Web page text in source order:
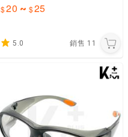
20 ~ 25
5.0 銷售 11